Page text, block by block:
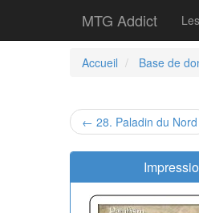
MTG Addict
Accueil
Base de
← 28. Paladin du Nord